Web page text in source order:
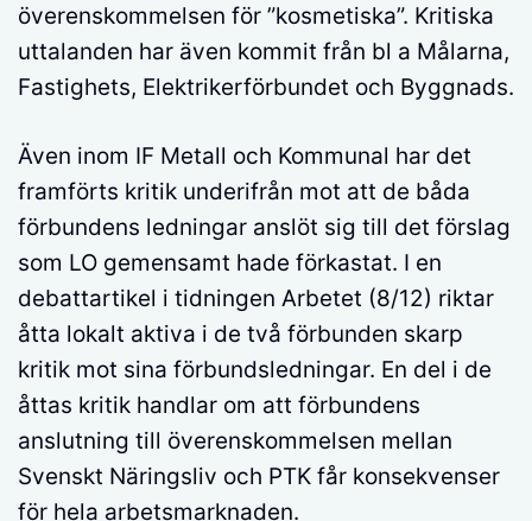
överenskommelsen för ”kosmetiska”. Kritiska
uttalanden har även kommit från bl a Målarna,
Fastighets, Elektrikerförbundet och Byggnads.
Även inom IF Metall och Kommunal har det
framförts kritik underifrån mot att de båda
förbundens ledningar anslöt sig till det förslag
som LO gemensamt hade förkastat. I en
debattartikel i tidningen Arbetet (8/12) riktar
åtta lokalt aktiva i de två förbunden skarp
kritik mot sina förbundsledningar. En del i de
åttas kritik handlar om att förbundens
anslutning till överenskommelsen mellan
Svenskt Näringsliv och PTK får konsekvenser
för hela arbetsmarknaden.